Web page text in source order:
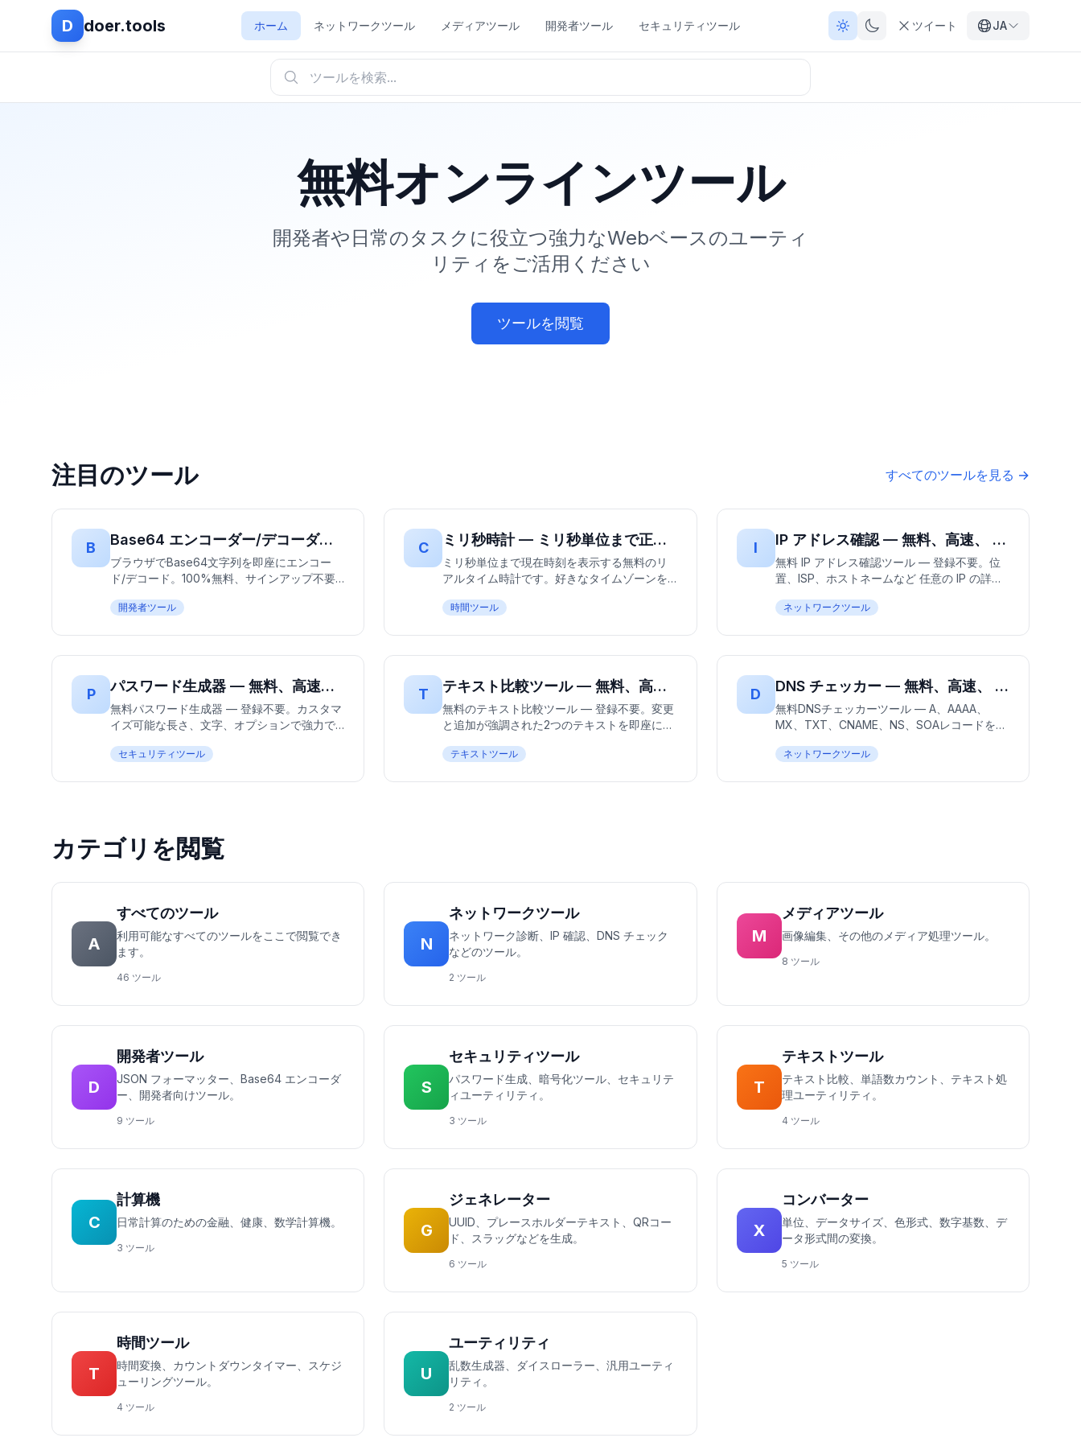
D doer.tools ホーム ネットワークツール メディアツール 開発者ツール セキュリティツール ツイート JA
無料オンラインツール
開発者や日常のタスクに役立つ強力なWebベースのユーティ
リティをご活用ください
ツールを閲覧
注目のツール すべてのツールを見る →
B Base64 エンコーダー/デコーダー — 無料・高速・登録不要
ブラウザでBase64文字列を即座にエンコー
ド/デコード。100%無料、サインアップ不要
作。
開発者ツール
C ミリ秒時計 — ミリ秒単位まで正確な時間を確認
ミリ秒単位まで現在時刻を表示する無料のリ
アルタイム時計です。好きなタイムゾーンを
す。開発者が精密タイミングに愛用していま
時間ツール
I IP アドレス確認 — 無料、高速、 登録不要 | 即座のIPアドレス検索
無料 IP アドレス確認ツール — 登録不要。位
置、ISP、ホストネームなど 任意の IP の詳細
ワーク診断とトラブルシューティングに最
ネットワークツール
P パスワード生成器 — 無料、高速、 登録不要 | 安全なパスワードを即座に作成
無料パスワード生成器 — 登録不要。カスタマ
イズ可能な長さ、文字、オプションで強力で
ブラウザで完全に動作 — データ保存も送信も
セキュリティツール
T テキスト比較ツール — 無料、高速、 登録不要 | テキストの違いを即座に比較
無料のテキスト比較ツール — 登録不要。変更
と追加が強調された2つのテキストを即座に比
ップロード不要。作家、開発者、文書比較を
テキストツール
D DNS チェッカー — 無料、高速、 登録不要 | 即座のDNS検索
無料DNSチェッカーツール — A、AAAA、
MX、TXT、CNAME、NS、SOAレコードを即
定の検証、DNS問題の診断。100%無料、サイ
ネットワークツール
カテゴリを閲覧
A
すべてのツール
利用可能なすべてのツールをここで閲覧でき
ます。
46 ツール
N
ネットワークツール
ネットワーク診断、IP 確認、DNS チェック
などのツール。
2 ツール
M
メディアツール
画像編集、その他のメディア処理ツール。
8 ツール
D
開発者ツール
JSON フォーマッター、Base64 エンコーダ
ー、開発者向けツール。
9 ツール
S
セキュリティツール
パスワード生成、暗号化ツール、セキュリテ
ィユーティリティ。
3 ツール
T
テキストツール
テキスト比較、単語数カウント、テキスト処
理ユーティリティ。
4 ツール
C
計算機
日常計算のための金融、健康、数学計算機。
3 ツール
G
ジェネレーター
UUID、プレースホルダーテキスト、QRコー
ド、スラッグなどを生成。
6 ツール
X
コンバーター
単位、データサイズ、色形式、数字基数、デ
ータ形式間の変換。
5 ツール
T
時間ツール
時間変換、カウントダウンタイマー、スケジ
ューリングツール。
4 ツール
U
ユーティリティ
乱数生成器、ダイスローラー、汎用ユーティ
リティ。
2 ツール